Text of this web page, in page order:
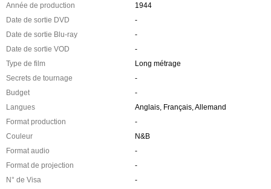
Année de production
1944
Date de sortie DVD
-
Date de sortie Blu-ray
-
Date de sortie VOD
-
Type de film
Long métrage
Secrets de tournage
-
Budget
-
Langues
Anglais, Français, Allemand
Format production
-
Couleur
N&B
Format audio
-
Format de projection
-
N° de Visa
-